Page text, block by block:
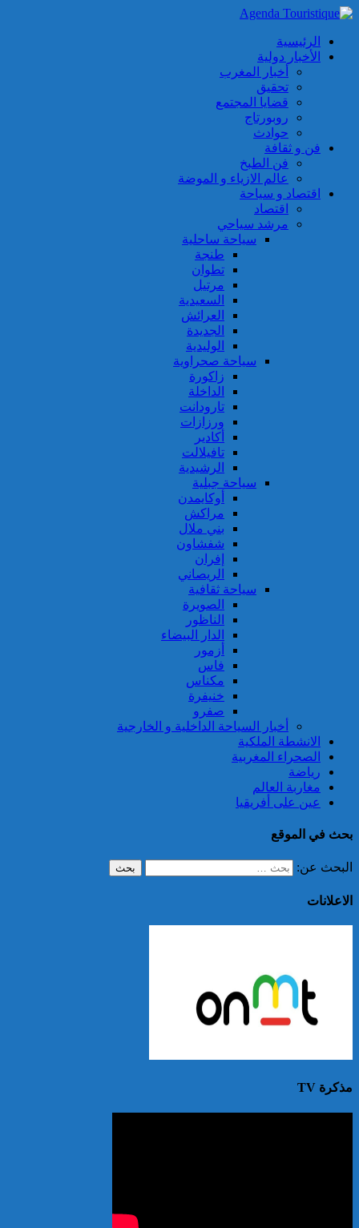
الرئيسية
الأخبار دولية
أخبار المغرب
تحقيق
قضايا المجتمع
روبورتاج
حوادث
فن و ثقافة
فن الطبخ
عالم الازياء و الموضة
اقتصاد و سياحة
اقتصاد
مرشد سياحي
سياحة ساحلية
طنجة
تطوان
مرتيل
السعيدية
العرائش
الجديدة
الوليدية
سياحة صحراوية
زاكورة
الداخلة
تارودانت
ورزازات
أكادير
تافيلالت
الرشيدية
سياحة جبلية
أوكايمدن
مراكش
بني ملال
شفشاون
إفران
الريصاني
سياحة ثقافية
الصويرة
الناظور
الدار البيضاء
أزمور
فاس
مكناس
خنيفرة
صفرو
أخبار السياحة الداخلية و الخارجية
الانشطة الملكية
الصحراء المغربية
رياضة
مغاربة العالم
عين على أفريقيا
بحث في الموقع
البحث عن:
الاعلانات
مذكرة TV